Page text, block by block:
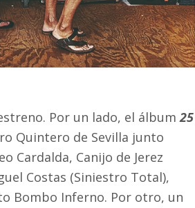
Por un lado, el álbum25
Quintero de Sevilla junto
Cardalda, Canijo de Jerez
Costas (Siniestro Total),
Bombo Inferno. Por otro, un